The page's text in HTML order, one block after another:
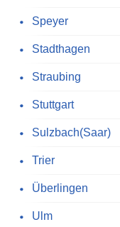
Speyer
Stadthagen
Straubing
Stuttgart
Sulzbach(Saar)
Trier
Überlingen
Ulm